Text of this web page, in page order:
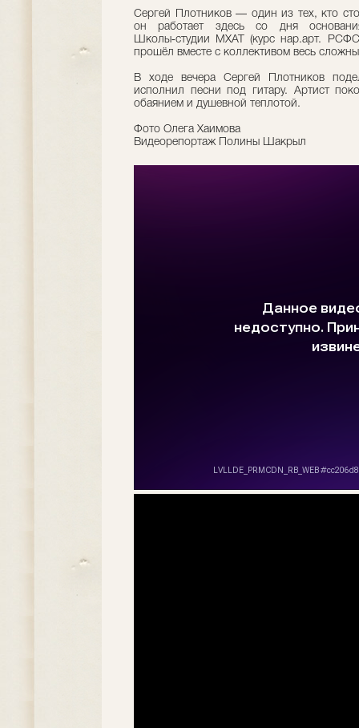
Сергей Плотников — один из тех, кто
он работает здесь со дня
Школы‑студии МХАТ (курс нар.арт.
прошёл вместе с коллективом весь
В ходе вечера Сергей Плотников
исполнил песни под гитару. Артист
обаянием и душевной теплотой.
Фото Олега Хаимова
Видеорепортаж Полины Шакрыл